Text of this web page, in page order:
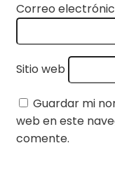
Correo
Sitio web
Guardar mi
web en este
comente.